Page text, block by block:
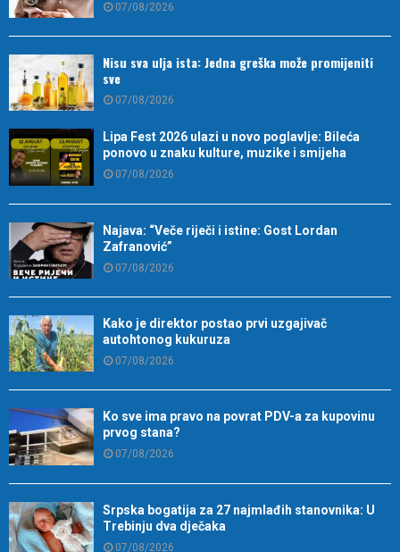
07/08/2026
Nisu sva ulja ista: Jedna greška može promijeniti
sve
07/08/2026
Lipa Fest 2026 ulazi u novo poglavlje: Bileća
ponovo u znaku kulture, muzike i smijeha
07/08/2026
Najava: “Veče riječi i istine: Gost Lordan
Zafranović”
07/08/2026
Kako je direktor postao prvi uzgajivač
autohtonog kukuruza
07/08/2026
Ko sve ima pravo na povrat PDV-a za kupovinu
prvog stana?
07/08/2026
Srpska bogatija za 27 najmlađih stanovnika: U
Trebinju dva dječaka
07/08/2026